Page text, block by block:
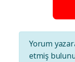
Yorum
etmiş